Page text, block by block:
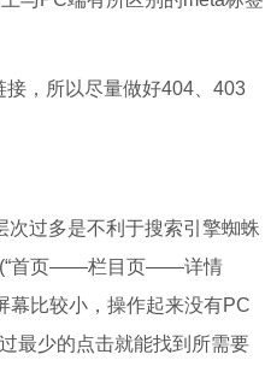
，所以尽量做好404、403
次过多是不利于搜索引擎蜘蛛
(“首页——栏目页——详情
幕比较小，操作起来没有PC
最少的点击就能找到所需要